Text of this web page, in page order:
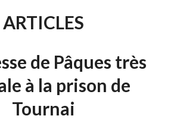
ARTICLES
de Pâques très
à la prison de
Tournai